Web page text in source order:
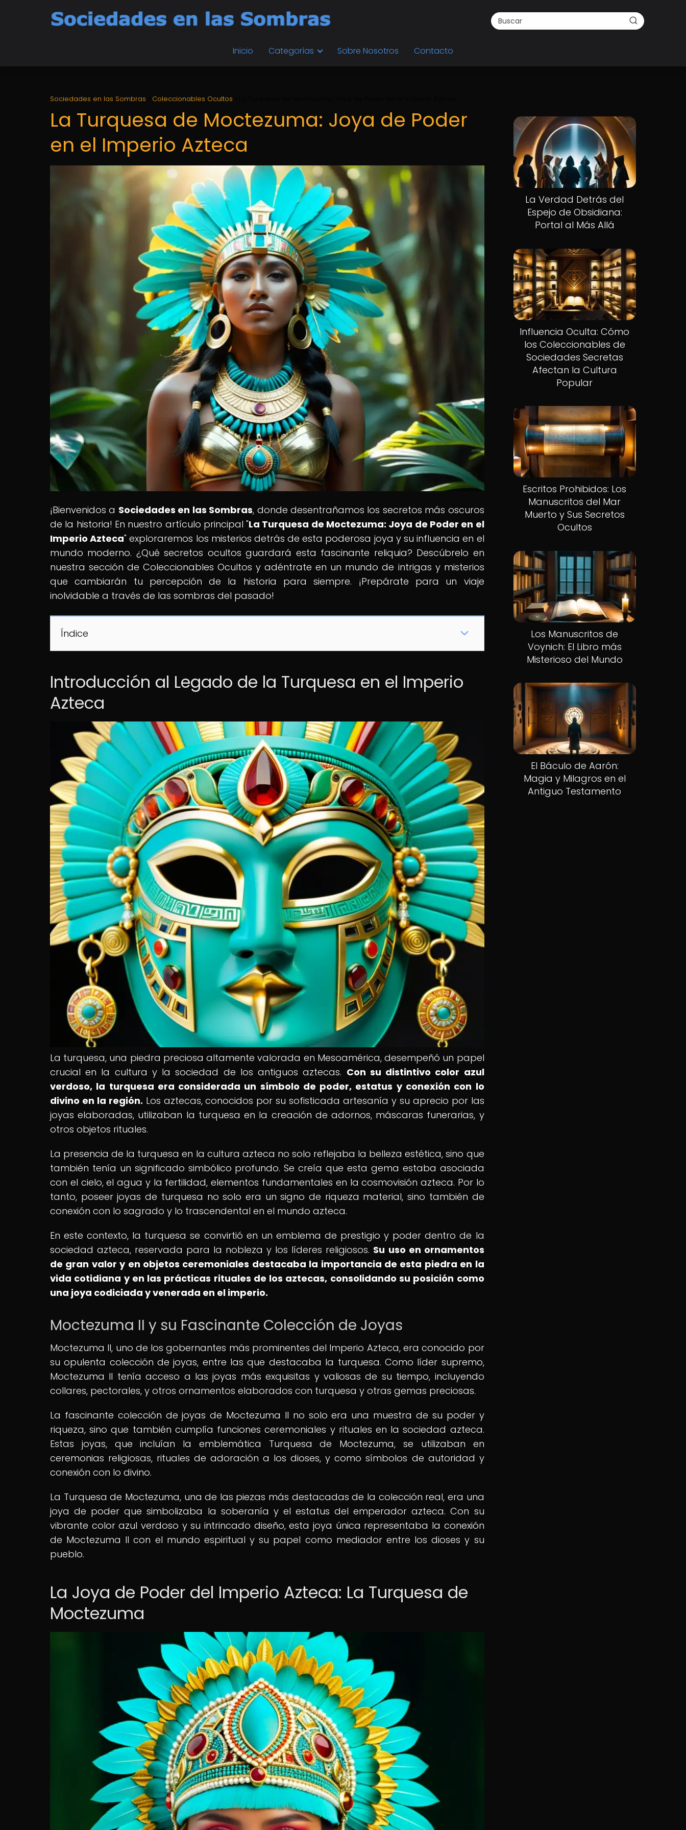
Inicio Categorías Sobre Nosotros Contacto
Sociedades en las Sombras Coleccionables Ocultos
La Turquesa de Moctezuma: Joya de Poder
en el Imperio Azteca
¡Bienvenidos a Sociedades en las Sombras, donde desentrañamos los secretos más oscuros
de la historia! En nuestro artículo principal "La Turquesa de Moctezuma: Joya de Poder en el
Imperio Azteca" exploraremos los misterios detrás de esta poderosa joya y su influencia en el
mundo moderno. ¿Qué secretos ocultos guardará esta fascinante reliquia? Descúbrelo en
nuestra sección de Coleccionables Ocultos y adéntrate en un mundo de intrigas y misterios
que cambiarán tu percepción de la historia para siempre. ¡Prepárate para un viaje
inolvidable a través de las sombras del pasado!
Índice
Introducción al Legado de la Turquesa en el Imperio
Azteca
La turquesa, una piedra preciosa altamente valorada en Mesoamérica, desempeñó un papel
crucial en la cultura y la sociedad de los antiguos aztecas. Con su distintivo color azul
verdoso, la turquesa era considerada un símbolo de poder, estatus y conexión con lo
divino en la región. Los aztecas, conocidos por su sofisticada artesanía y su aprecio por las
joyas elaboradas, utilizaban la turquesa en la creación de adornos, máscaras funerarias, y
otros objetos rituales.
La presencia de la turquesa en la cultura azteca no solo reflejaba la belleza estética, sino que
también tenía un significado simbólico profundo. Se creía que esta gema estaba asociada
con el cielo, el agua y la fertilidad, elementos fundamentales en la cosmovisión azteca. Por lo
tanto, poseer joyas de turquesa no solo era un signo de riqueza material, sino también de
conexión con lo sagrado y lo trascendental en el mundo azteca.
En este contexto, la turquesa se convirtió en un emblema de prestigio y poder dentro de la
sociedad azteca, reservada para la nobleza y los líderes religiosos. Su uso en ornamentos
de gran valor y en objetos ceremoniales destacaba la importancia de esta piedra en la
vida cotidiana y en las prácticas rituales de los aztecas, consolidando su posición como
una joya codiciada y venerada en el imperio.
Moctezuma II y su Fascinante Colección de Joyas
Moctezuma II, uno de los gobernantes más prominentes del Imperio Azteca, era conocido por
su opulenta colección de joyas, entre las que destacaba la turquesa. Como líder supremo,
Moctezuma II tenía acceso a las joyas más exquisitas y valiosas de su tiempo, incluyendo
collares, pectorales, y otros ornamentos elaborados con turquesa y otras gemas preciosas.
La fascinante colección de joyas de Moctezuma II no solo era una muestra de su poder y
riqueza, sino que también cumplía funciones ceremoniales y rituales en la sociedad azteca.
Estas joyas, que incluían la emblemática Turquesa de Moctezuma, se utilizaban en
ceremonias religiosas, rituales de adoración a los dioses, y como símbolos de autoridad y
conexión con lo divino.
La Turquesa de Moctezuma, una de las piezas más destacadas de la colección real, era una
joya de poder que simbolizaba la soberanía y el estatus del emperador azteca. Con su
vibrante color azul verdoso y su intrincado diseño, esta joya única representaba la conexión
de Moctezuma II con el mundo espiritual y su papel como mediador entre los dioses y su
pueblo.
La Joya de Poder del Imperio Azteca: La Turquesa de
Moctezuma
La Verdad Detrás del
Espejo de Obsidiana:
Portal al Más Allá
Influencia Oculta: Cómo
los Coleccionables de
Sociedades Secretas
Afectan la Cultura
Popular
Escritos Prohibidos: Los
Manuscritos del Mar
Muerto y Sus Secretos
Ocultos
Los Manuscritos de
Voynich: El Libro más
Misterioso del Mundo
El Báculo de Aarón:
Magia y Milagros en el
Antiguo Testamento